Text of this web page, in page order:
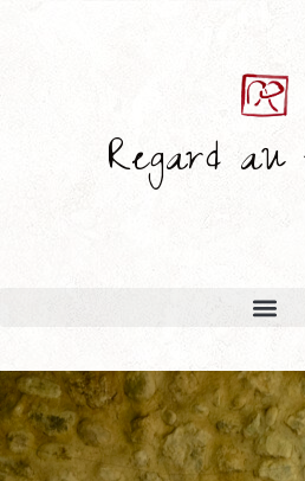
Regard